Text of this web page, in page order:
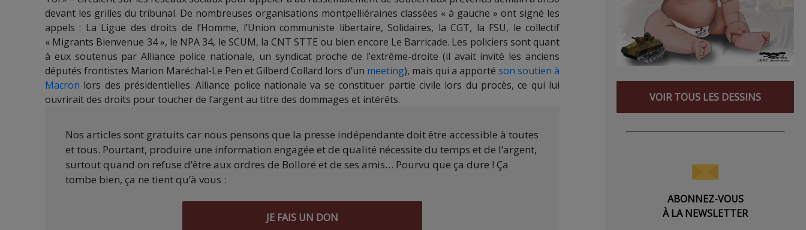
devant les grilles du tribunal. De nombreuses organisations montpelliéraines classées « à gauche » ont signé les
appels : La Ligue des droits de l’Homme, l’Union communiste libertaire, Solidaires, la CGT, la FSU, le collectif
« Migrants Bienvenue 34 », le NPA 34, le SCUM, la CNT STTE ou bien encore Le Barricade. Les policiers sont quant
à eux soutenus par Alliance police nationale, un syndicat proche de l’extrême-droite (il avait invité les anciens
députés frontistes Marion Maréchal-Le Pen et Gilberd Collard lors d’un meeting), mais qui a apporté son soutien à
Macron lors des présidentielles. Alliance police nationale va se constituer partie civile lors du procès, ce qui lui
ouvrirait des droits pour toucher de l’argent au titre des dommages et intérêts.
Nos articles sont gratuits car nous pensons que la presse indépendante doit être accessible à toutes
et tous. Pourtant, produire une information engagée et de qualité nécessite du temps et de l’argent,
surtout quand on refuse d’être aux ordres de Bolloré et de ses amis… Pourvu que ça dure ! Ça
tombe bien, ça ne tient qu’à vous :
JE FAIS UN DON
VOIR TOUS LES DESSINS
ABONNEZ-VOUS
À LA NEWSLETTER